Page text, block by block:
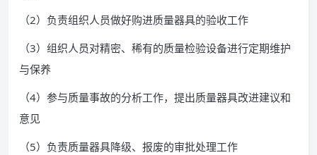
（2）负责组织人员做好购进质量器具的验收工作
（3）组织人员对精密、稀有的质量检验设备进行定期维护
与保养
（4）参与质量事故的分析工作，提出质量器具改进建议和
意见
（5）负责质量器具降级、报废的审批处理工作